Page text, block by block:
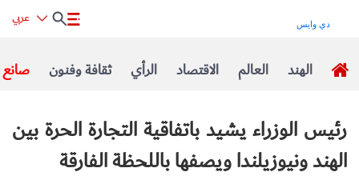
صانع ثقافة وفنون الرأي الاقتصاد العالم الهند
رئيس الوزراء يشيد باتفاقية التجارة الحرة بين
الهند ونيوزيلندا ويصفها باللحظة الفارقة